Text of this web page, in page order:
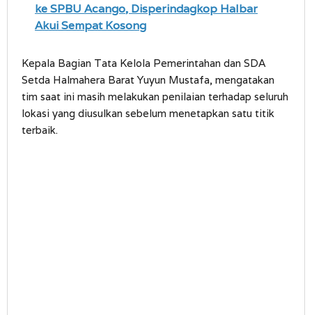
ke SPBU Acango, Disperindagkop Halbar
Akui Sempat Kosong
Kepala Bagian Tata Kelola Pemerintahan dan SDA
Setda Halmahera Barat Yuyun Mustafa, mengatakan
tim saat ini masih melakukan penilaian terhadap seluruh
lokasi yang diusulkan sebelum menetapkan satu titik
terbaik.